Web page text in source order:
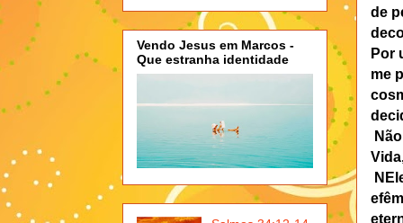
de
Por
me
Vendo Jesus em Marcos -
Que estranha identidade